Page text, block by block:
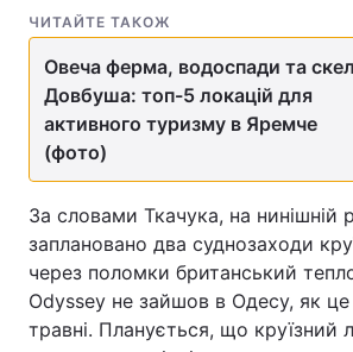
ЧИТАЙТЕ ТАКОЖ
Овеча ферма, водоспади та
Довбуша: топ-5 локацій для
активного туризму в Яремче
(фото)
За словами Ткачука, на нинішній
заплановано два суднозаходи
через поломки британський
Odyssey не зайшов в Одесу, як
травні. Планується, що круїзний